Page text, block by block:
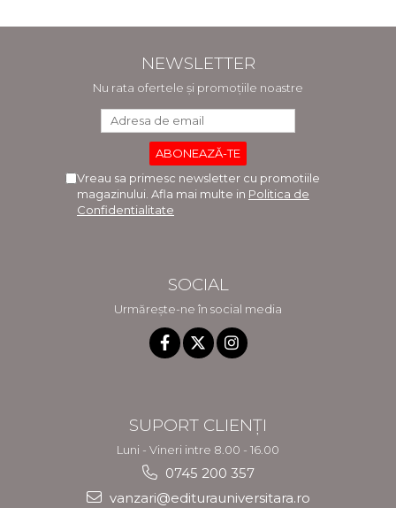
NEWSLETTER
Nu rata ofertele și promoțiile noastre
Vreau sa primesc newsletter cu promotiile
magazinului. Afla mai multe in Politica de
Confidentialitate
SOCIAL
Urmărește-ne în social media
SUPORT CLIENȚI
Luni - Vineri intre 8.00 - 16.00
0745 200 357
vanzari@editurauniversitara.ro